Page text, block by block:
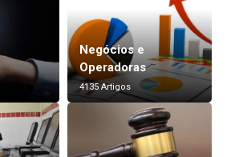
Negócios e
Operadoras
4135 Artigos